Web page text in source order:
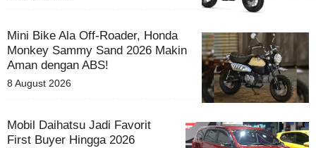
Mini Bike Ala Off-Roader, Honda
Monkey Sammy Sand 2026 Makin
Aman dengan ABS!
8 August 2026
Mobil Daihatsu Jadi Favorit
First Buyer Hingga 2026